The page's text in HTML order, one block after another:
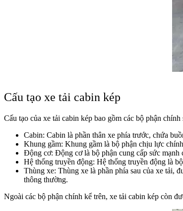
Cấu tạo xe tải cabin kép
Cấu tạo của xe tải cabin kép bao gồm các bộ phận chính
Cabin: Cabin là phần thân xe phía trước, chứa
Khung gầm: Khung gầm là bộ phận chịu lực
Động cơ: Động cơ là bộ phận cung cấp sức mạnh
Hệ thống truyền động: Hệ thống truyền động là
Thùng xe: Thùng xe là phần phía sau của xe tải,
thông thường.
Ngoài các bộ phận chính kể trên, xe tải cabin kép còn